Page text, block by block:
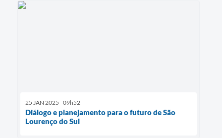
25 JAN 2025 - 09h52
Diálogo e planejamento para o futuro de São
Lourenço do Sul